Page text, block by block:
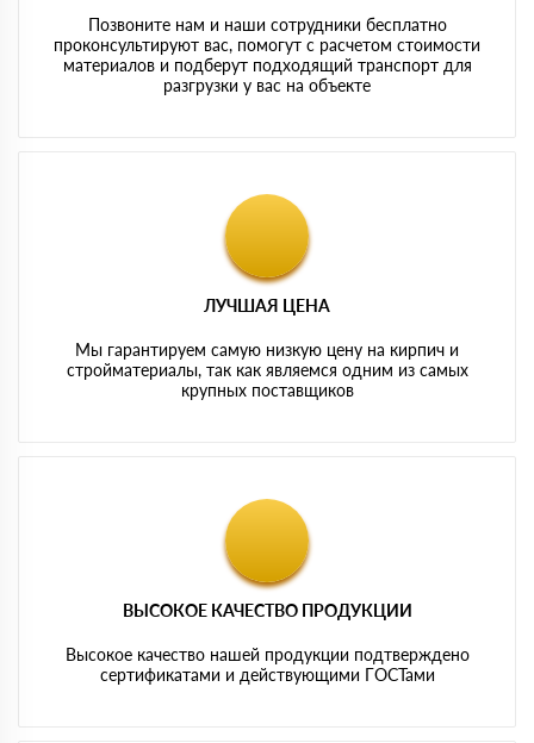
Позвоните нам и наши сотрудники бесплатно
проконсультируют вас, помогут с расчетом стоимости
материалов и подберут подходящий транспорт для
разгрузки у вас на объекте
ЛУЧШАЯ ЦЕНА
Мы гарантируем самую низкую цену на кирпич и
стройматериалы, так как являемся одним из самых
крупных поставщиков
ВЫСОКОЕ КАЧЕСТВО ПРОДУКЦИИ
Высокое качество нашей продукции подтверждено
сертификатами и действующими ГОСТами